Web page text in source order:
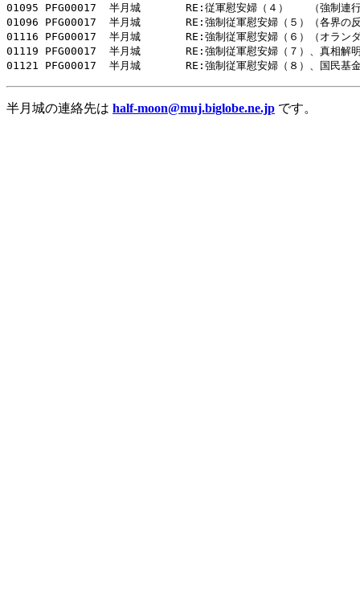
01095 PFG00017  半月城       RE:従軍慰安婦（４）　　（強制連
01096 PFG00017  半月城       RE:強制従軍慰安婦（５）（各界の
01116 PFG00017  半月城       RE:強制従軍慰安婦（６）（オランダ
01119 PFG00017  半月城       RE:強制従軍慰安婦（７）、真相解
半月城の連絡先は half-moon@muj.biglobe.ne.jp です。